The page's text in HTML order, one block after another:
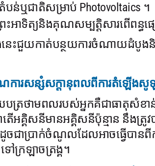
តំបន់ឬជាតិសម្រាប់ Photovoltaics ។
ះអាទិត្យនិងគុណសម្បត្តិសារពើពន្ធផ្
នេះជួយកាត់បន្ថយការចំណាយដំបូង
ការសន្សំសក្តានុពលពីការតំឡើងសូ
បត្រថាមពលរបស់អ្នកគឺជាធាតុសំខ
តើអគ្គិសនីមានអគ្គិសនីប៉ុន្មាន នឹងត្
ជាប្រាក់ចំណូលដែលអាចធ្វើបានពី
ៅក្រឡាចត្រង្គ។